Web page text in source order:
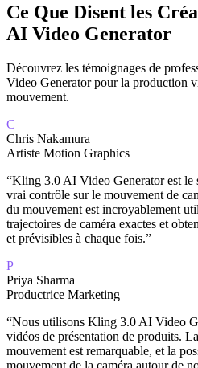
Ce Que Disent les
AI Video Generator
Découvrez les témoignages de
Video Generator pour la production
mouvement.
C
Chris Nakamura
Artiste Motion Graphics
“Kling 3.0 AI Video Generator est le
vrai contrôle sur le mouvement de
du mouvement est incroyablement
trajectoires de caméra exactes et
et prévisibles à chaque fois.”
P
Priya Sharma
Productrice Marketing
“Nous utilisons Kling 3.0 AI Video
vidéos de présentation de produits.
mouvement est remarquable, et la
mouvement de la caméra autour de